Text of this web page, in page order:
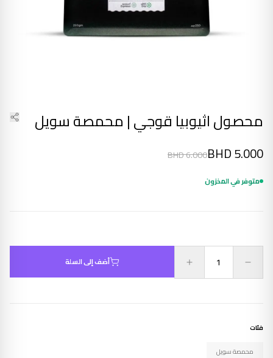
محصول اثيوبيا قوجي | محمصة سويل
BHD5.000
BHD6.000
متوفر في المخزون
أضف إلى السلة
فئات
محمصة سويل